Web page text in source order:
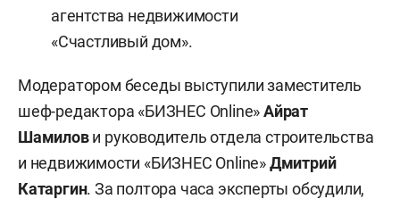
агентства недвижимости
«Счастливый дом».
Модератором беседы выступили заместитель
шеф-редактора «БИЗНЕС Online»Айрат
Шамилови руководитель отдела строительства
и недвижимости «БИЗНЕС Online»Дмитрий
Катаргин. За полтора часа эксперты обсудили,